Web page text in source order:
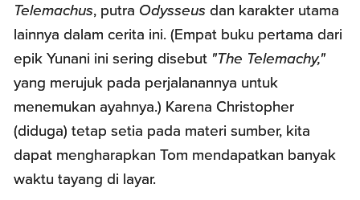
Telemachus, putra Odysseus dan karakter utama
lainnya dalam cerita ini. (Empat buku pertama dari
epik Yunani ini sering disebut "The Telemachy,"
yang merujuk pada perjalanannya untuk
menemukan ayahnya.) Karena Christopher
(diduga) tetap setia pada materi sumber, kita
dapat mengharapkan Tom mendapatkan banyak
waktu tayang di layar.